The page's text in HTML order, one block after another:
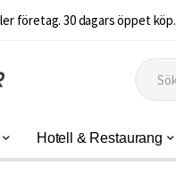
företag. 30 dagars öppet köp.
Hotell & Restaurang